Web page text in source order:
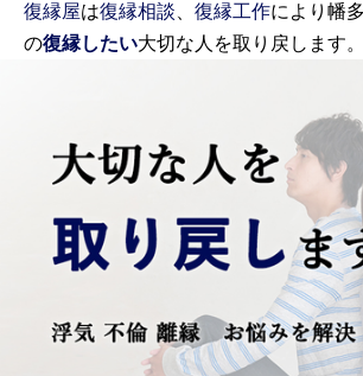
復縁屋は復縁相談 復縁工作により幡
の復縁したい大切な人を取り戻します。